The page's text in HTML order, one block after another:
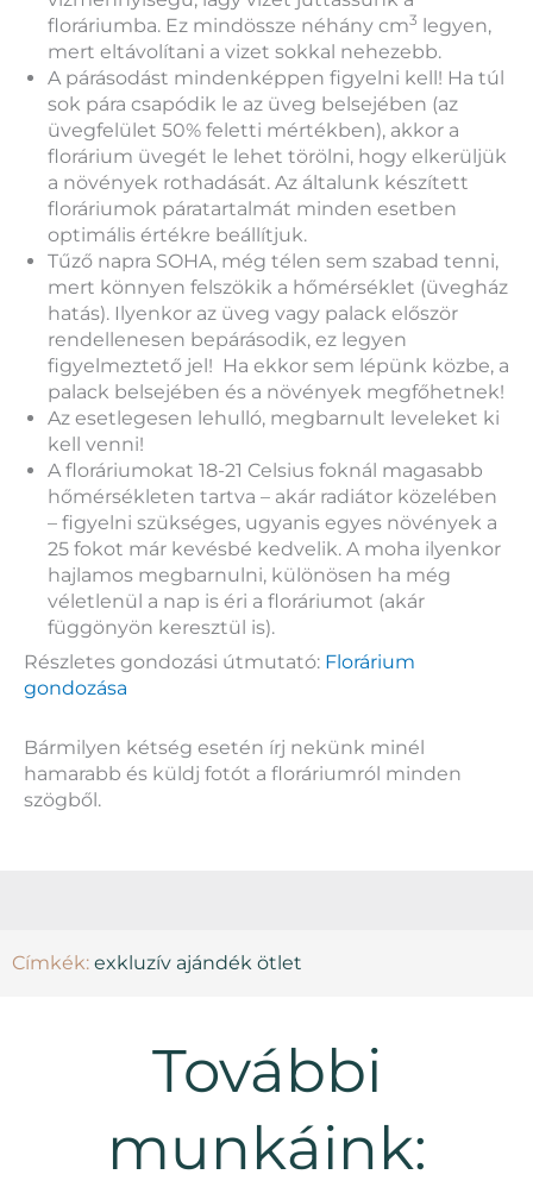
floráriumba. Ez mindössze néhány cm3 legyen,
mert eltávolítani a vizet sokkal nehezebb.
A párásodást mindenképpen figyelni kell! Ha túl
sok pára csapódik le az üveg belsejében (az
üvegfelület 50% feletti mértékben), akkor a
florárium üvegét le lehet törölni, hogy elkerüljük
a növények rothadását. Az általunk készített
floráriumok páratartalmát minden esetben
optimális értékre beállítjuk.
Tűző napra SOHA, még télen sem szabad tenni,
mert könnyen felszökik a hőmérséklet (üvegház
hatás). Ilyenkor az üveg vagy palack először
rendellenesen bepárásodik, ez legyen
figyelmeztető jel! Ha ekkor sem lépünk közbe, a
palack belsejében és a növények megfőhetnek!
Az esetlegesen lehulló, megbarnult leveleket ki
kell venni!
A floráriumokat 18-21 Celsius foknál magasabb
hőmérsékleten tartva – akár radiátor közelében
– figyelni szükséges, ugyanis egyes növények a
25 fokot már kevésbé kedvelik. A moha ilyenkor
hajlamos megbarnulni, különösen ha még
véletlenül a nap is éri a floráriumot (akár
függönyön keresztül is).
Részletes gondozási útmutató: Florárium
gondozása
Bármilyen kétség esetén írj nekünk minél
hamarabb és küldj fotót a floráriumról minden
szögből.
Címkék: exkluzív ajándék ötlet
További
munkáink: